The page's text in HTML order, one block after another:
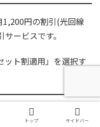
円の割引(光回線
ービスです。
ット割適用」を選択す
トップ サイドバー